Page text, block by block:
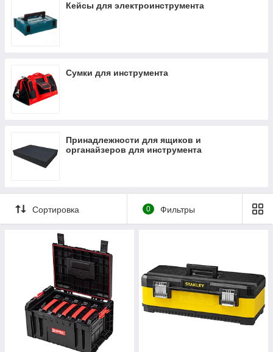
Кейсы для электроинструмента
Сумки для инструмента
Принадлежности для ящиков и
органайзеров для инструмента
Сортировка 0 Фильтры